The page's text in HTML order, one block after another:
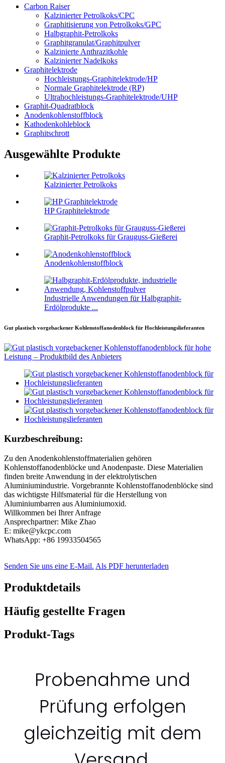
Carbon Raiser
Kalzinierter Petrolkoks/CPC
Graphitisierung von Petrolkoks/GPC
Halbgraphit-Petrolkoks
Graphitgranulat/Graphitpulver
Kalzinierte Anthrazitkohle
Kalzinierter Nadelkoks
Graphitelektrode
Hochleistungs-Graphitelektrode/HP
Normale Graphitelektrode (RP)
Ultrahochleistungs-Graphitelektrode/UHP
Graphit-Quadratblock
Anodenkohlenstoffblock
Kathodenkohleblock
Graphitschrott
Ausgewählte Produkte
Kalzinierter Petrolkoks
HP Graphitelektrode
Graphit-Petrolkoks für Grauguss-Gießerei
Anodenkohlenstoffblock
Industrielle Anwendungen für Halbgraphit-
Erdölprodukte ...
Gut plastisch vorgebackener Kohlenstoffanodenblock für Hochleistungslieferanten
Kurzbeschreibung:
Zu den Anodenkohlenstoffmaterialien gehören
Kohlenstoffanodenblöcke und Anodenpaste. Diese Materialien
finden breite Anwendung in der elektrolytischen
Aluminiumindustrie. Vorgebrannte Kohlenstoffanodenblöcke sind
das wichtigste Hilfsmaterial für die Herstellung von
Aluminiumbarren aus Aluminiumoxid.
Willkommen bei Ihrer Anfrage
Ansprechpartner: Mike Zhao
E: mike@ykcpc.com
WhatsApp: +86 19933504565
Senden Sie uns eine E-Mail. Als PDF herunterladen
Produktdetails
Häufig gestellte Fragen
Produkt-Tags
Probenahme und
Prüfung erfolgen
gleichzeitig mit dem